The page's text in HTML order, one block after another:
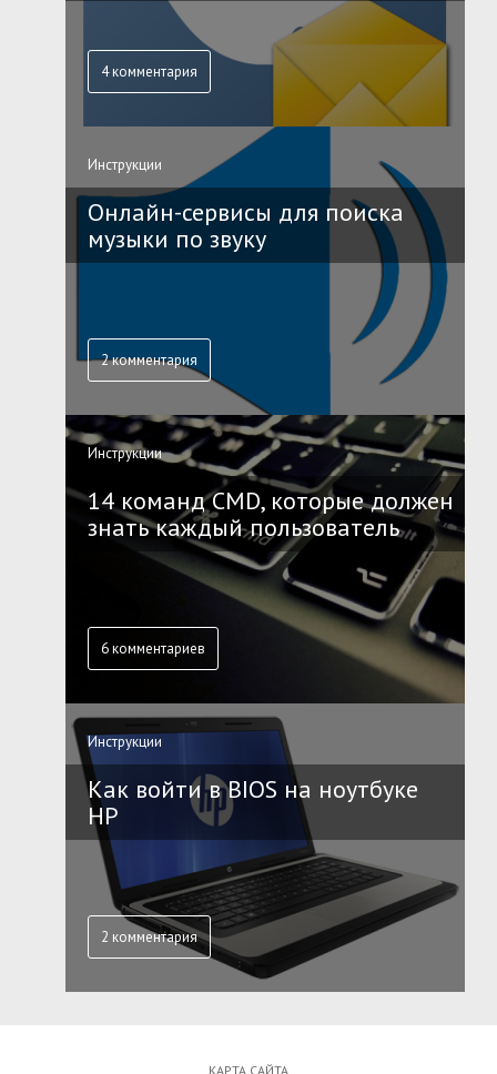
4 комментария
Инструкции
Онлайн-сервисы для поиска
музыки по звуку
2 комментария
Инструкции
14 команд CMD, которые должен
знать каждый пользователь
6 комментариев
Инструкции
Как войти в BIOS на ноутбуке
HP
2 комментария
КАРТА САЙТА